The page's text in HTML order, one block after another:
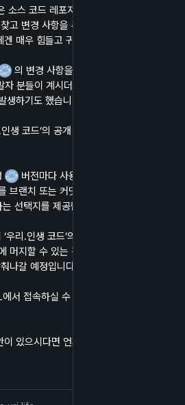
소스 코드 레포지토리에 기능 및 버전 별
고 변경 사항을 추적하는 것은 그 구조와
매우 힘들고 귀찮은 작업이었습니다.
의 변경 사항을 참고하거나 적용하고 싶
자 분들이 계시더라도 해당 변경 사항을 쉬
하기도 했습니다.
생 코드’의 공개 개발 미리보기를 공개합
버전마다 사용된 브랜치와 커밋 로그,
브랜치 또는 커밋 별로 내려받거나
선택지를 제공합니다.
리.인생 코드’의 전부지만, 선택한 브랜
머지할 수 있는 간단 스크립트를 표시하
나갈 예정입니다.
서 접속하실 수 있습니다.
있으시다면 언제든지 말씀해 주세요!